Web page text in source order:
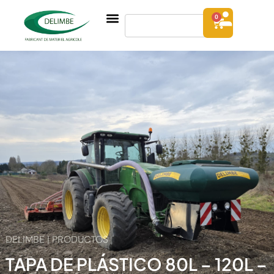
0
DELIMBE | PRODUCTOS
TAPA DE PLÁSTICO 80L – 120L –